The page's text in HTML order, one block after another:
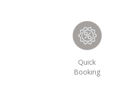
Quick
Booking